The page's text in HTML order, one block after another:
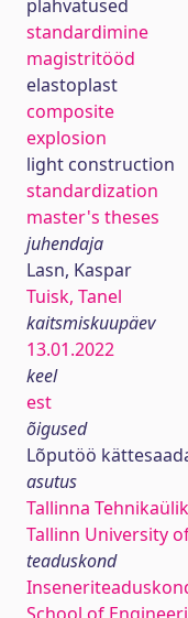
plahvatused
standardimine
magistritööd
elastoplast
composite
explosion
light construction
standardization
master's theses
juhendaja
Lasn, Kaspar
Tuisk, Tanel
kaitsmiskuupäev
13.01.2022
keel
est
õigused
Lõputöö
asutus
Tallinna
Tallinn University
teaduskond